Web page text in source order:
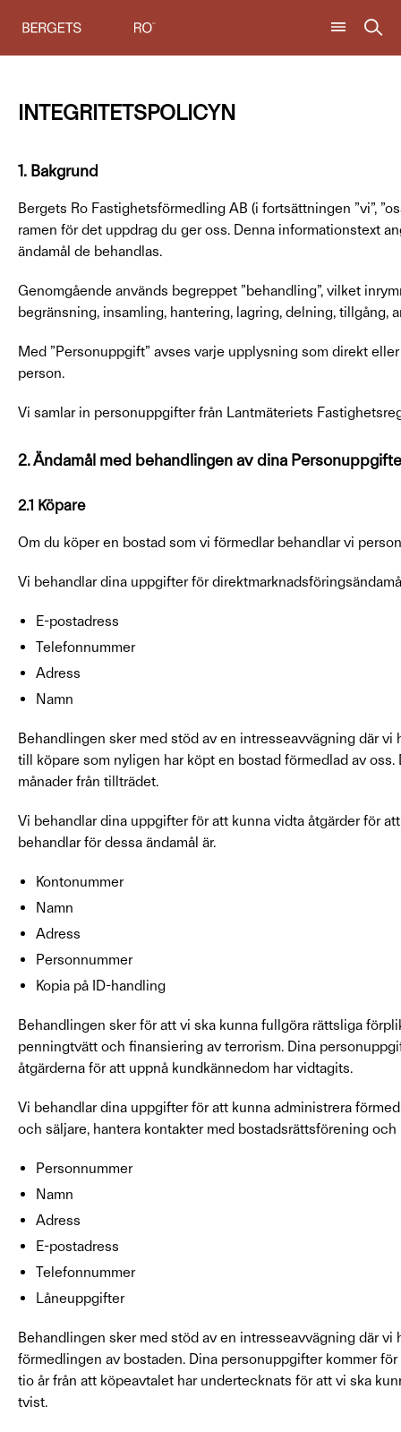
INTEGRITETSPOLICYN
1. Bakgrund
Bergets Ro Fastighetsförmedling AB (i fortsättningen ”vi”,
ramen för det uppdrag du ger oss. Denna informationstext
ändamål de behandlas.
Genomgående används begreppet ”behandling”, vilket
begränsning, insamling, hantering, lagring, delning, tillgång,
Med ”Personuppgift” avses varje upplysning som direkt
person.
Vi samlar in personuppgifter från Lantmäteriets
2. Ändamål med behandlingen av dina
2.1 Köpare
Om du köper en bostad som vi förmedlar behandlar vi
Vi behandlar dina uppgifter för
E-postadress
Telefonnummer
Adress
Namn
Behandlingen sker med stöd av en intresseavvägning där
till köpare som nyligen har köpt en bostad förmedlad av
månader från tillträdet.
Vi behandlar dina uppgifter för att kunna vidta åtgärder för
behandlar för dessa ändamål är.
Kontonummer
Namn
Adress
Personnummer
Kopia på ID-handling
Behandlingen sker för att vi ska kunna fullgöra rättsliga
penningtvätt och finansiering av terrorism. Dina
åtgärderna för att uppnå kundkännedom har vidtagits.
Vi behandlar dina uppgifter för att kunna administrera
och säljare, hantera kontakter med bostadsrättsförening
Personnummer
Namn
Adress
E-postadress
Telefonnummer
Låneuppgifter
Behandlingen sker med stöd av en intresseavvägning där
förmedlingen av bostaden. Dina personuppgifter kommer
tio år från att köpeavtalet har undertecknats för att vi ska
tvist.